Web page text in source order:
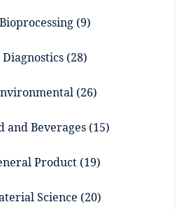
Bioprocessing 9
Diagnostics 28
26
and Beverages 15
Product 19
Science 20